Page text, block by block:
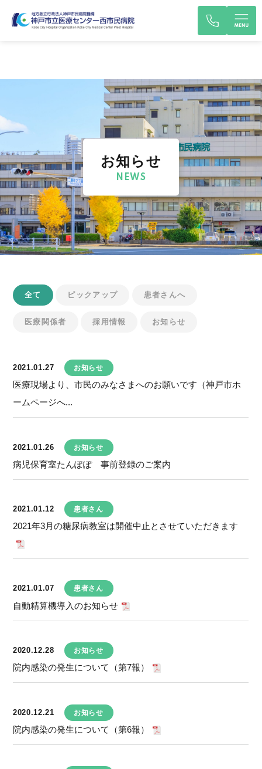
お知らせ
NEWS
全て ピックアップ 患者さんへ
医療関係者 採用情報 お知らせ
2021.01.27 お知らせ
医療現場より、市民のみなさまへのお願いです（神戸市ホ
ームページへ...
2021.01.26 お知らせ
病児保育室たんぽぽ 事前登録のご案内
2021.01.12 患者さん
2021年3月の糖尿病教室は開催中止とさせていただきます
2021.01.07 患者さん
自動精算機導入のお知らせ
2020.12.28 お知らせ
院内感染の発生について（第7報）
2020.12.21 お知らせ
院内感染の発生について（第6報）